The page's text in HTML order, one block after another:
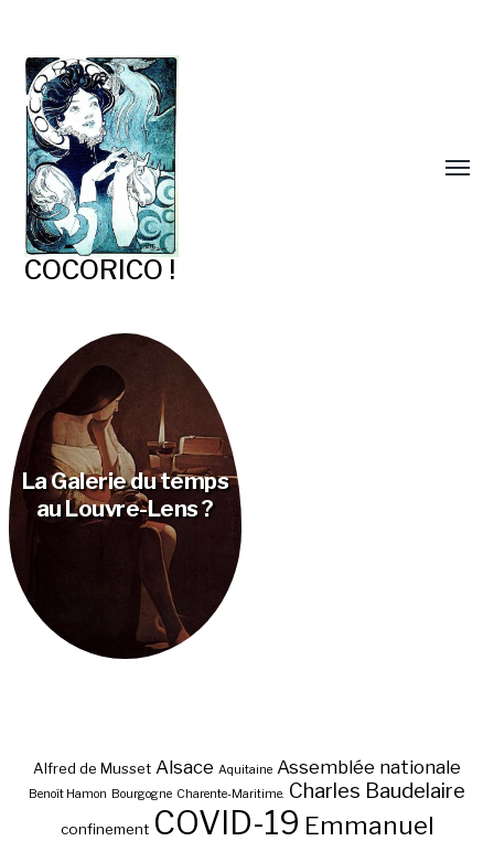
COCORICO !
La Galerie du temps
au Louvre-Lens ?
Alfred de Musset Alsace Aquitaine Assemblée nationale
Benoît Hamon Bourgogne Charente-Maritime. Charles Baudelaire
confinement COVID-19 Emmanuel